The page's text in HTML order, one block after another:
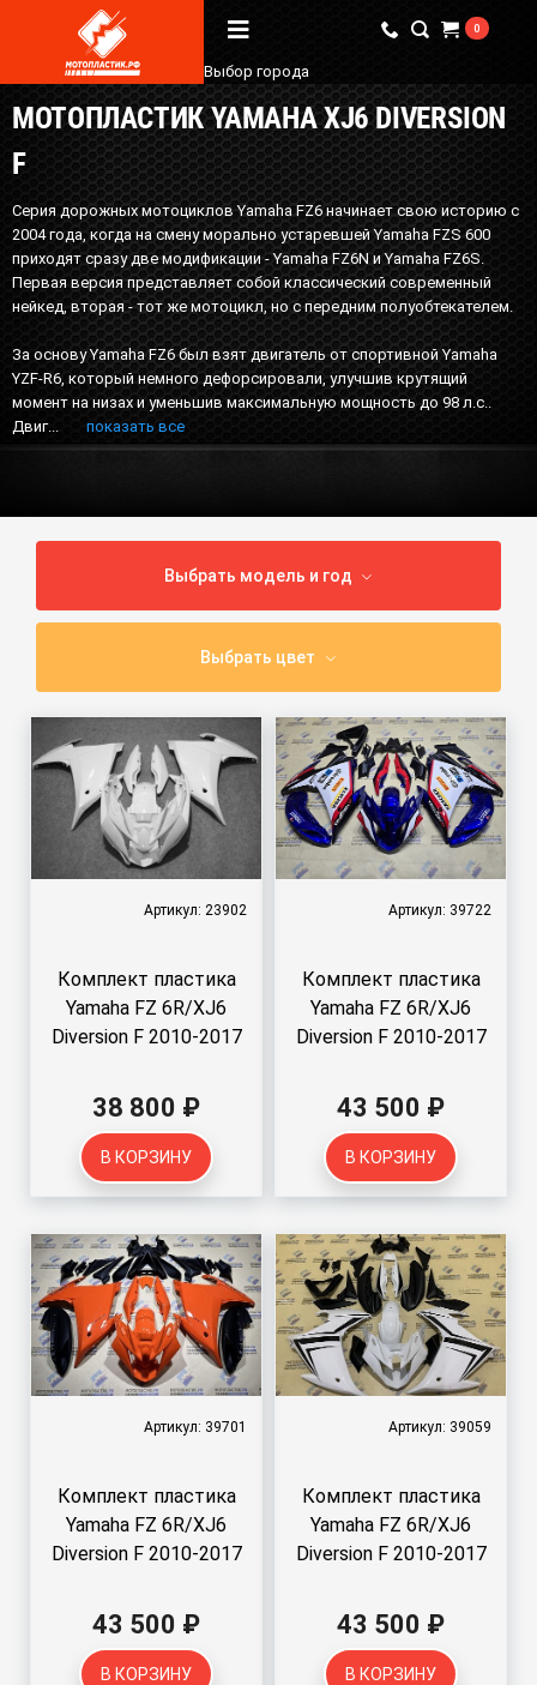
Вопрос / Ответ
Бренды
О Магазине
Мы в соцсетях
Наши контакты
+7 (924) 381-18-18
+7 (910) 684-44-88
Выбор города
0
МОТОПЛАСТИК YAMAHA XJ6 DIVERSION
F
Серия дорожных мотоциклов Yamaha FZ6 начинает свою историю с
2004 года, когда на смену морально устаревшей Yamaha FZS 600
приходят сразу две модификации - Yamaha FZ6N и Yamaha FZ6S.
Первая версия представляет собой классический современный
нейкед, вторая - тот же мотоцикл, но с передним полуобтекателем.
За основу Yamaha FZ6 был взят двигатель от спортивной Yamaha
YZF-R6, который немного дефорсировали, улучшив крутящий
момент на низах и уменьшив максимальную мощность до 98 л.с..
Двиг...
показать все
Выбрать модель и год
Выбрать цвет
Артикул: 23902
Комплект пластика
Yamaha FZ 6R/XJ6
Diversion F 2010-2017
38 800 ₽
В КОРЗИНУ
Артикул: 39722
Комплект пластика
Yamaha FZ 6R/XJ6
Diversion F 2010-2017
43 500 ₽
В КОРЗИНУ
Артикул: 39701
Комплект пластика
Yamaha FZ 6R/XJ6
Diversion F 2010-2017
43 500 ₽
В КОРЗИНУ
Артикул: 39059
Комплект пластика
Yamaha FZ 6R/XJ6
Diversion F 2010-2017
43 500 ₽
В КОРЗИНУ